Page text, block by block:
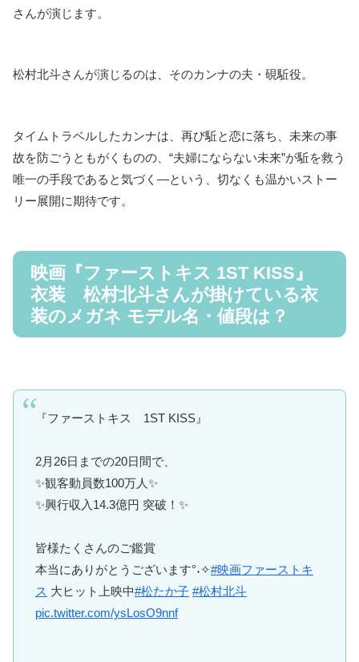
さんが演じます。
松村北斗さんが演じるのは、そのカンナの夫・硯駈役。
タイムトラベルしたカンナは、再び駈と恋に落ち、未来の事
故を防ごうともがくものの、“夫婦にならない未来”が駈を救う
唯一の手段であると気づく―という、切なくも温かいストー
リー展開に期待です。
映画『ファーストキス 1ST KISS』
衣装 松村北斗さんが掛けている衣
装のメガネ モデル名・値段は？
『ファーストキス 1ST KISS』
2月26日までの20日間で、
✨観客動員数100万人✨
✨興行収入14.3億円 突破！✨
皆様たくさんのご鑑賞
本当にありがとうございます°˖✧#映画ファーストキ
ス 大ヒット上映中#松たか子 #松村北斗
pic.twitter.com/ysLosO9nnf